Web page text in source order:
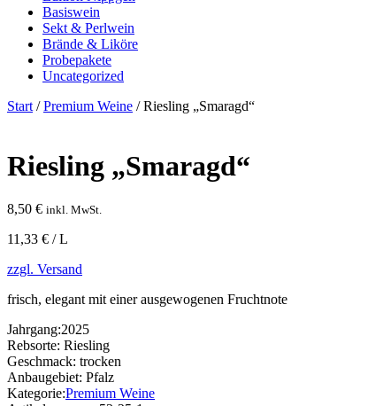
Basiswein
Sekt & Perlwein
Brände & Liköre
Probepakete
Uncategorized
Start/Premium Weine / Riesling „Smaragd“
Riesling „Smaragd“
8,50 € inkl. MwSt.
11,33 € / L
zzgl. Versand
frisch, elegant mit einer ausgewogenen Fruchtnote
Jahrgang:2025
Rebsorte: Riesling
Geschmack: trocken
Anbaugebiet: Pfalz
Kategorie:Premium Weine